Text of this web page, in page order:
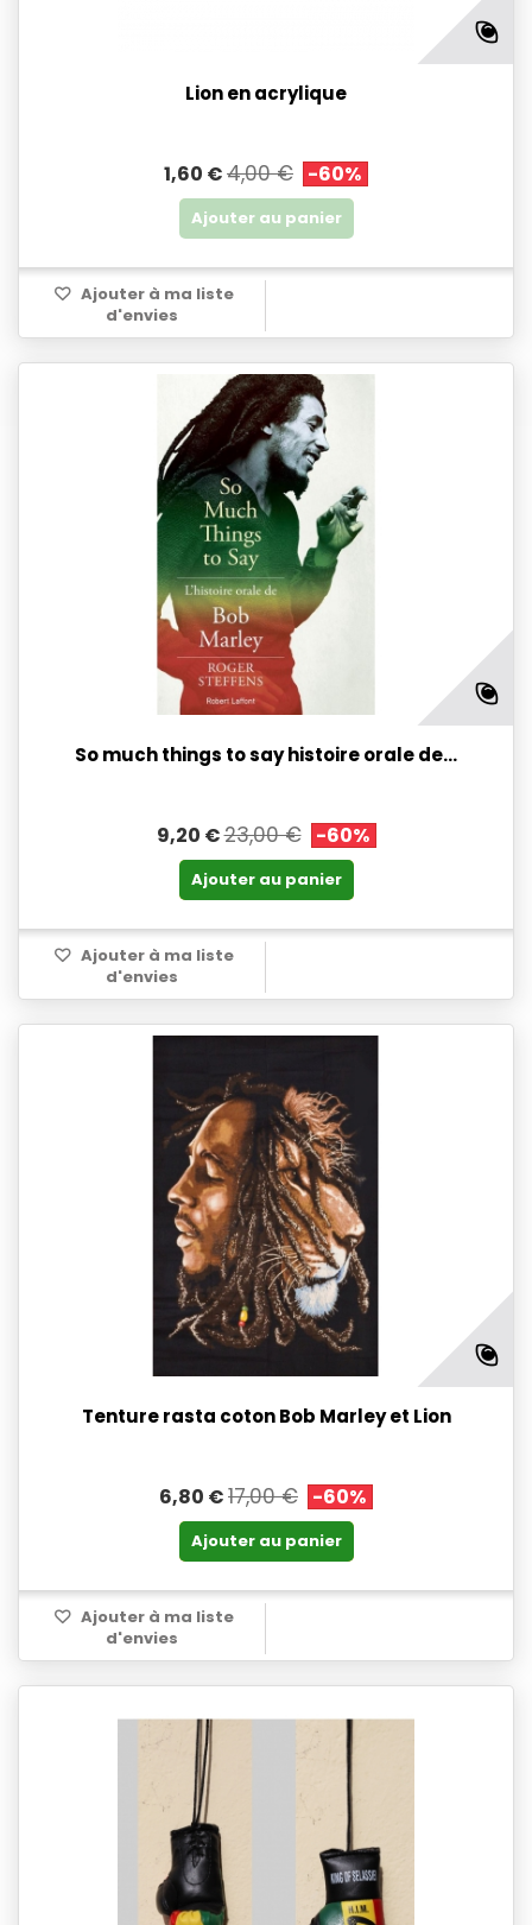
Lion en acrylique
1,60 €4,00 € -60%
Ajouter au panier
Ajouter à ma liste
d'envies
So much things to say histoire orale de...
9,20 €23,00 € -60%
Ajouter au panier
Ajouter à ma liste
d'envies
Tenture rasta coton Bob Marley et Lion
6,80 €17,00 € -60%
Ajouter au panier
Ajouter à ma liste
d'envies